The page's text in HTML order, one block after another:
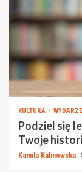
KULTURA
Podziel się
Twoje
Kamila Kalinowska